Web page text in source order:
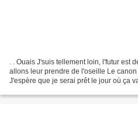
. . Ouais J'suis tellement loin, l'futur est
allons leur prendre de l'oseille Le
J'espère que je serai prêt le jour où ça